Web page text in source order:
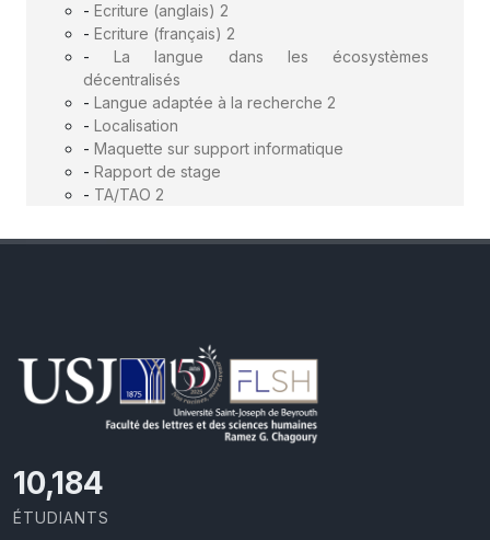
- Ecriture (anglais) 2
- Ecriture (français) 2
-La langue dans les écosystèmes
décentralisés
- Langue adaptée à la recherche 2
- Localisation
- Maquette sur support informatique
- Rapport de stage
- TA/TAO 2
11,727
ÉTUDIANTS